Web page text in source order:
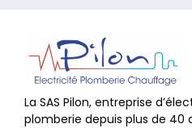
La SAS Pilon, entreprise
plomberie depuis plus de 40